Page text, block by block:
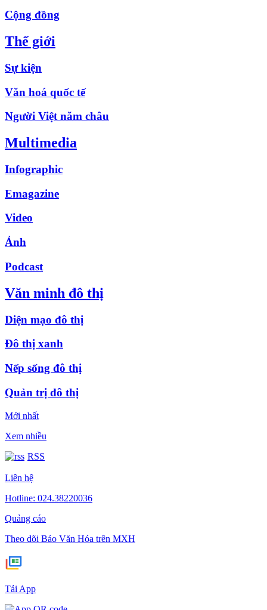
Cộng đồng
Thế giới
Sự kiện
Văn hoá quốc tế
Người Việt năm châu
Multimedia
Infographic
Emagazine
Video
Ảnh
Podcast
Văn minh đô thị
Diện mạo đô thị
Đô thị xanh
Nếp sống đô thị
Quản trị đô thị
Mới nhất
Xem nhiều
RSS
Liên hệ
Hotline: 024.38220036
Quảng cáo
Theo dõi Báo Văn Hóa trên MXH
Tải App